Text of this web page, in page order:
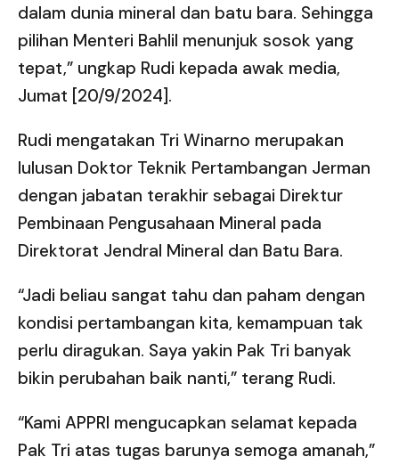
dalam dunia mineral dan batu bara. Sehingga
pilihan Menteri Bahlil menunjuk sosok yang
tepat,” ungkap Rudi kepada awak media,
Jumat [20/9/2024].
Rudi mengatakan Tri Winarno merupakan
lulusan Doktor Teknik Pertambangan Jerman
dengan jabatan terakhir sebagai Direktur
Pembinaan Pengusahaan Mineral pada
Direktorat Jendral Mineral dan Batu Bara.
“Jadi beliau sangat tahu dan paham dengan
kondisi pertambangan kita, kemampuan tak
perlu diragukan. Saya yakin Pak Tri banyak
bikin perubahan baik nanti,” terang Rudi.
“Kami APPRI mengucapkan selamat kepada
Pak Tri atas tugas barunya semoga amanah,”